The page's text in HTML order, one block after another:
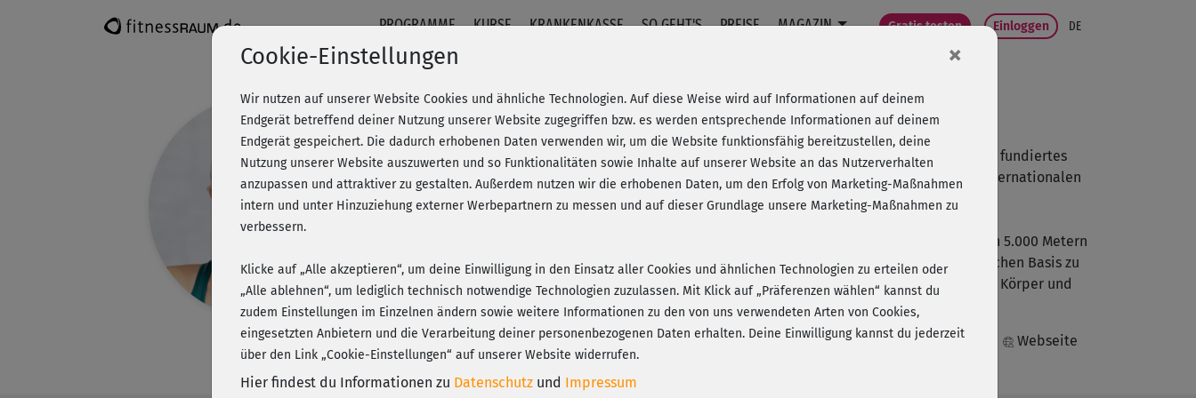
PROGRAMME KURSE KRANKENKASSE SO GEHT'S PREISE MAGAZIN Gratis testen Einloggen DE
Lisa Grünberg
Mit Dr. med. Lisa Grünberg bereichert eine promovierte Ärztin unser Team. Sie vereint fundiertes
medizinisches Fachwissen mit langjähriger Erfahrung als Group-Fitness-Trainerin in internationalen
Resorts (z. B. Robinson) und Premium-Clubs.
Lisa hält zahlreiche Lizenzen in den Bereichen Athletik, Ernährung und Laufsport – von 5.000 Metern
bis zum Marathon. Ihr Ziel ist es, sportliche Erfolge auf einer gesunden, wissenschaftlichen Basis zu
ermöglichen. Freu dich auf professionelle Impulse einer Expertin, die genau weiß, wie Körper und
Training optimal zusammenspielen!
Webseite
Instagram
Cookie-Einstellungen ×
Wir nutzen auf unserer Website Cookies und ähnliche Technologien. Auf diese Weise wird auf Informationen auf deinem
Endgerät betreffend deiner Nutzung unserer Website zugegriffen bzw. es werden entsprechende Informationen auf deinem
Endgerät gespeichert. Die dadurch erhobenen Daten verwenden wir, um die Website funktionsfähig bereitzustellen, deine
Nutzung unserer Website auszuwerten und so Funktionalitäten sowie Inhalte auf unserer Website an das Nutzerverhalten
anzupassen und attraktiver zu gestalten. Außerdem nutzen wir die erhobenen Daten, um den Erfolg von Marketing-Maßnahmen
intern und unter Hinzuziehung externer Werbepartnern zu messen und auf dieser Grundlage unsere Marketing-Maßnahmen zu
verbessern.
Klicke auf „Alle akzeptieren“, um deine Einwilligung in den Einsatz aller Cookies und ähnlichen Technologien zu erteilen oder
„Alle ablehnen“, um lediglich technisch notwendige Technologien zuzulassen. Mit Klick auf „Präferenzen wählen“ kannst du
zudem Einstellungen im Einzelnen ändern sowie weitere Informationen zu den von uns verwendeten Arten von Cookies,
eingesetzten Anbietern und die Verarbeitung deiner personenbezogenen Daten erhalten. Deine Einwilligung kannst du jederzeit
über den Link „Cookie-Einstellungen“ auf unserer Website widerrufen.
Hier findest du Informationen zu Datenschutz und Impressum